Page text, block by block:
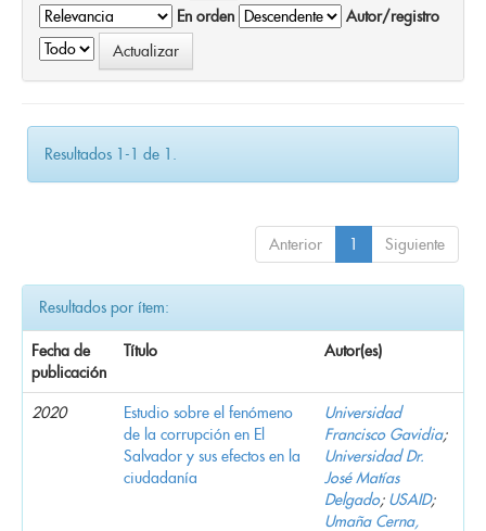
En orden
Autor/registro
Resultados 1-1 de 1.
Anterior 1 Siguiente
Resultados por ítem:
Fecha de
publicación
Título Autor(es)
2020
Estudio sobre el fenómeno
de la corrupción en El
Salvador y sus efectos en la
ciudadanía
Universidad
Francisco Gavidia;
Universidad Dr.
José Matías
Delgado; USAID;
Umaña Cerna,